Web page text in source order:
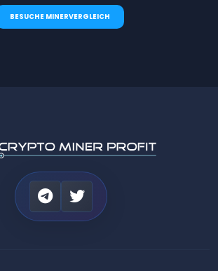
BESUCHE MINERVERGLEICH